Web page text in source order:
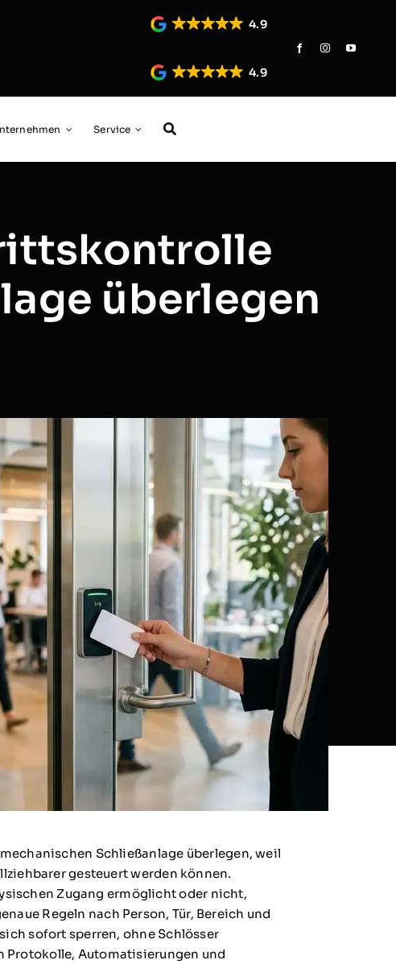
4.9
4.9
Service
überlegen
Schließanlage überlegen, weil
gesteuert werden können.
Zugang ermöglicht oder nicht,
Regeln nach Person, Tür, Bereich und
sofort sperren, ohne Schlösser
Protokolle, Automatisierungen und